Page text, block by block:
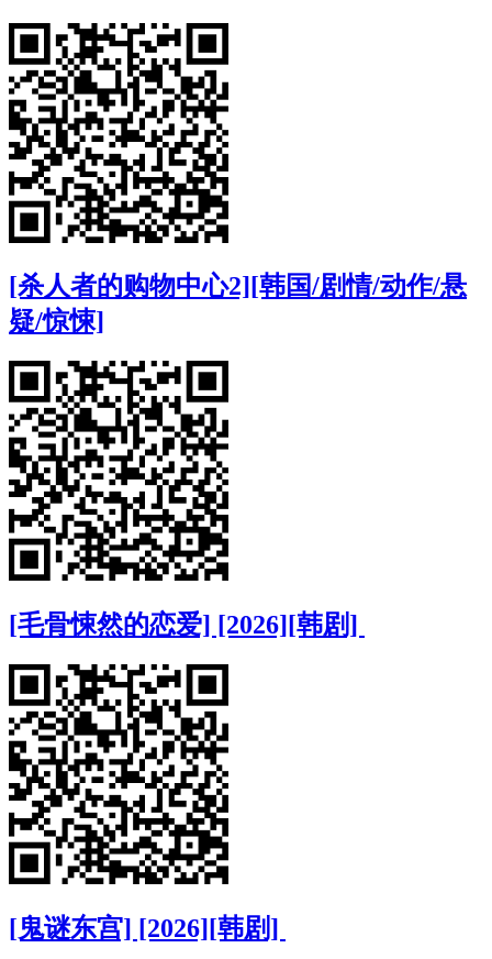
[杀人者的购物中心2][韩国/剧情/动作/悬
疑/惊悚]
[毛骨悚然的恋爱] [2026][韩剧]
[鬼谜东宫] [2026][韩剧]